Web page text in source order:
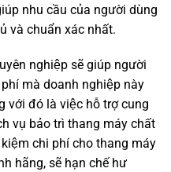
nhu cầu của người dùng
và chuẩn xác nhất.
nghiệp sẽ giúp người
mà doanh nghiệp này
với đó là việc hỗ trợ cung
vụ bảo trì thang máy chất
chi phí cho thang máy
hãng, sẽ hạn chế hư